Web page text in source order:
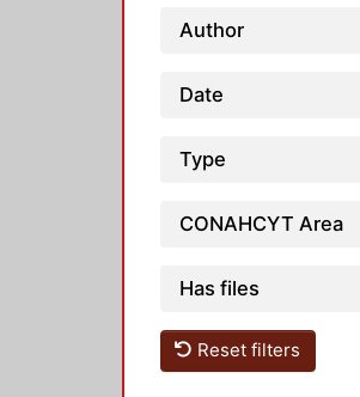
Author
Date
Type
CONAHCYT Area
Has files
Reset filters